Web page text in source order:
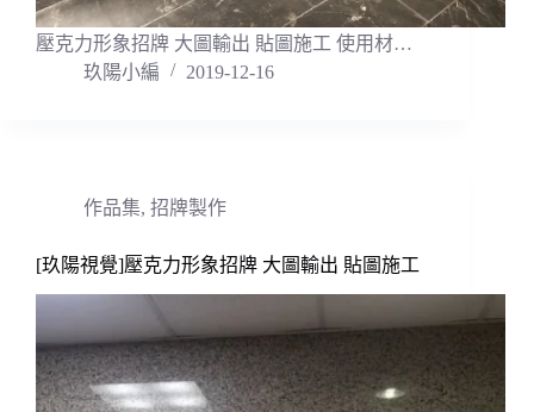
壓克力形象招牌 大圖輸出 貼圖施工 使用材…
玖陽小編
2019-12-16
作品集, 招牌製作
[玖陽視覺]壓克力形象招牌 大圖輸出 貼圖施工